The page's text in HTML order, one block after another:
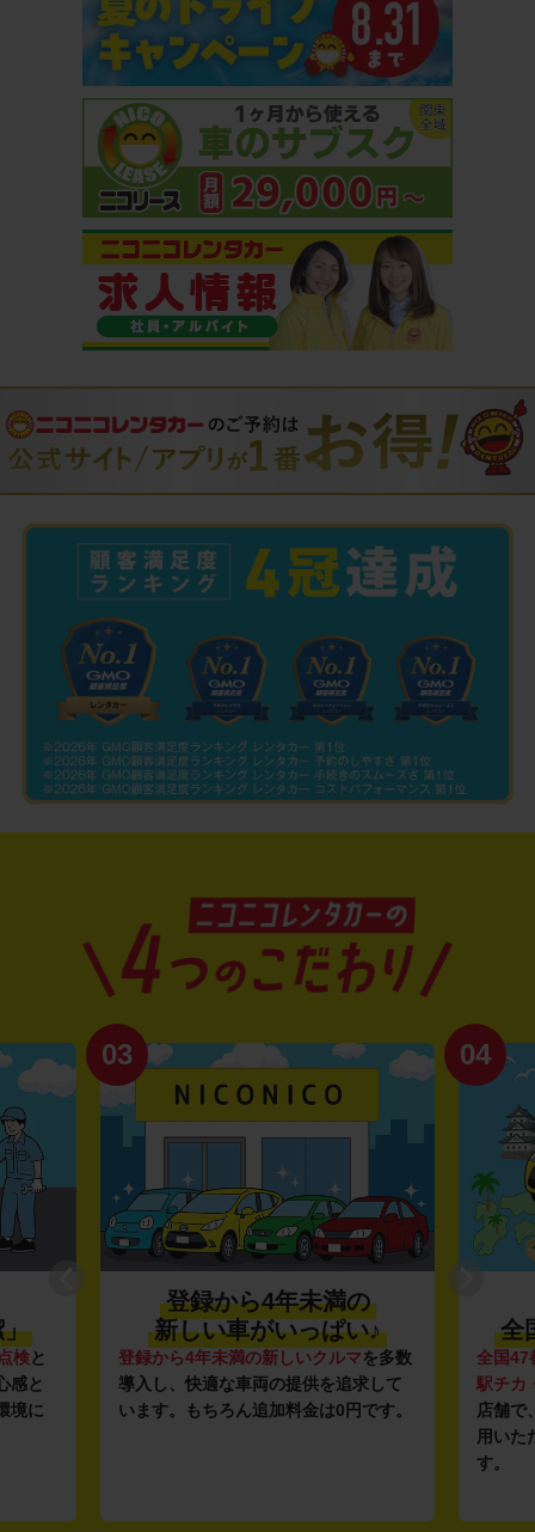
」
検と
感と
境に
03
登録から4年未満の
新しい車がいっぱい♪
登録から4年未満の新しいクルマを多数
導入し、快適な車両の提供を追求して
います。もちろん追加料金は0円です。
04
全
全国47
駅チカ
店舗で
用いた
す。